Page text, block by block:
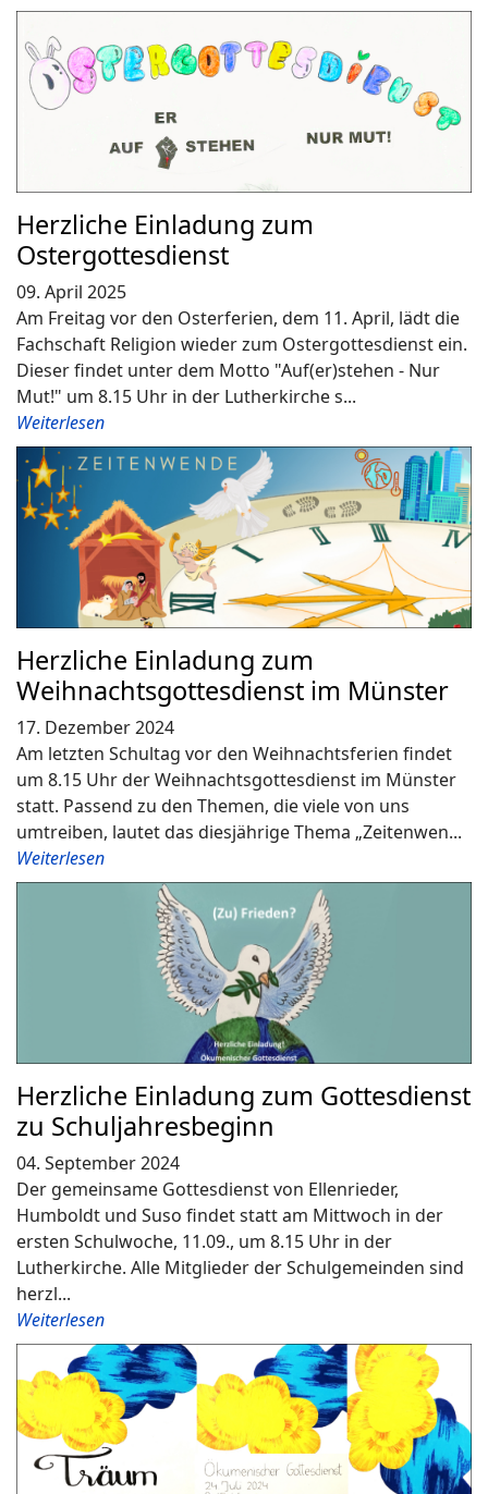
Herzliche Einladung zum
Ostergottesdienst
09. April 2025
Am Freitag vor den Osterferien, dem 11. April, lädt die
Fachschaft Religion wieder zum Ostergottesdienst ein.
Dieser findet unter dem Motto "Auf(er)stehen - Nur
Mut!" um 8.15 Uhr in der Lutherkirche s...
Weiterlesen
Herzliche Einladung zum
Weihnachtsgottesdienst im Münster
17. Dezember 2024
Am letzten Schultag vor den Weihnachtsferien findet
um 8.15 Uhr der Weihnachtsgottesdienst im Münster
statt. Passend zu den Themen, die viele von uns
umtreiben, lautet das diesjährige Thema „Zeitenwen...
Weiterlesen
Herzliche Einladung zum Gottesdienst
zu Schuljahresbeginn
04. September 2024
Der gemeinsame Gottesdienst von Ellenrieder,
Humboldt und Suso findet statt am Mittwoch in der
ersten Schulwoche, 11.09., um 8.15 Uhr in der
Lutherkirche. Alle Mitglieder der Schulgemeinden sind
herzl...
Weiterlesen